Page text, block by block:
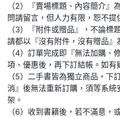
（2）『賣場標題、內容簡介』
問請留言，但人力有限，恕不提
（3）『附件或贈品』，不論標
請都以『沒有附件，沒有贈品』
（4）訂單完成即『無法加購、
項、優惠後，再下訂結帳。如有
（5）二手書皆為獨立商品，下
消』後無法重新訂購，須等系統
架。
（6）收到書籍後，若不滿意，